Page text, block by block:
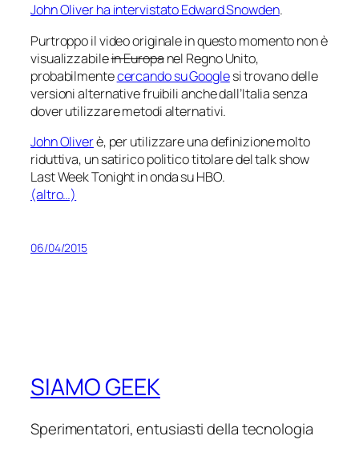
John Oliver ha intervistato Edward Snowden.
Purtroppo il video originale in questo momento non è
visualizzabilein Europanel Regno Unito,
probabilmentecercando su Googlesi trovano delle
versioni alternative fruibili anche dall’Italia senza
dover utilizzare metodi alternativi.
John Oliverè, per utilizzare una definizione molto
riduttiva, un satirico politico titolare del talk show
Last Week Tonightin onda su HBO.
(altro…)
06/04/2015
SIAMO GEEK
Sperimentatori, entusiasti della tecnologia